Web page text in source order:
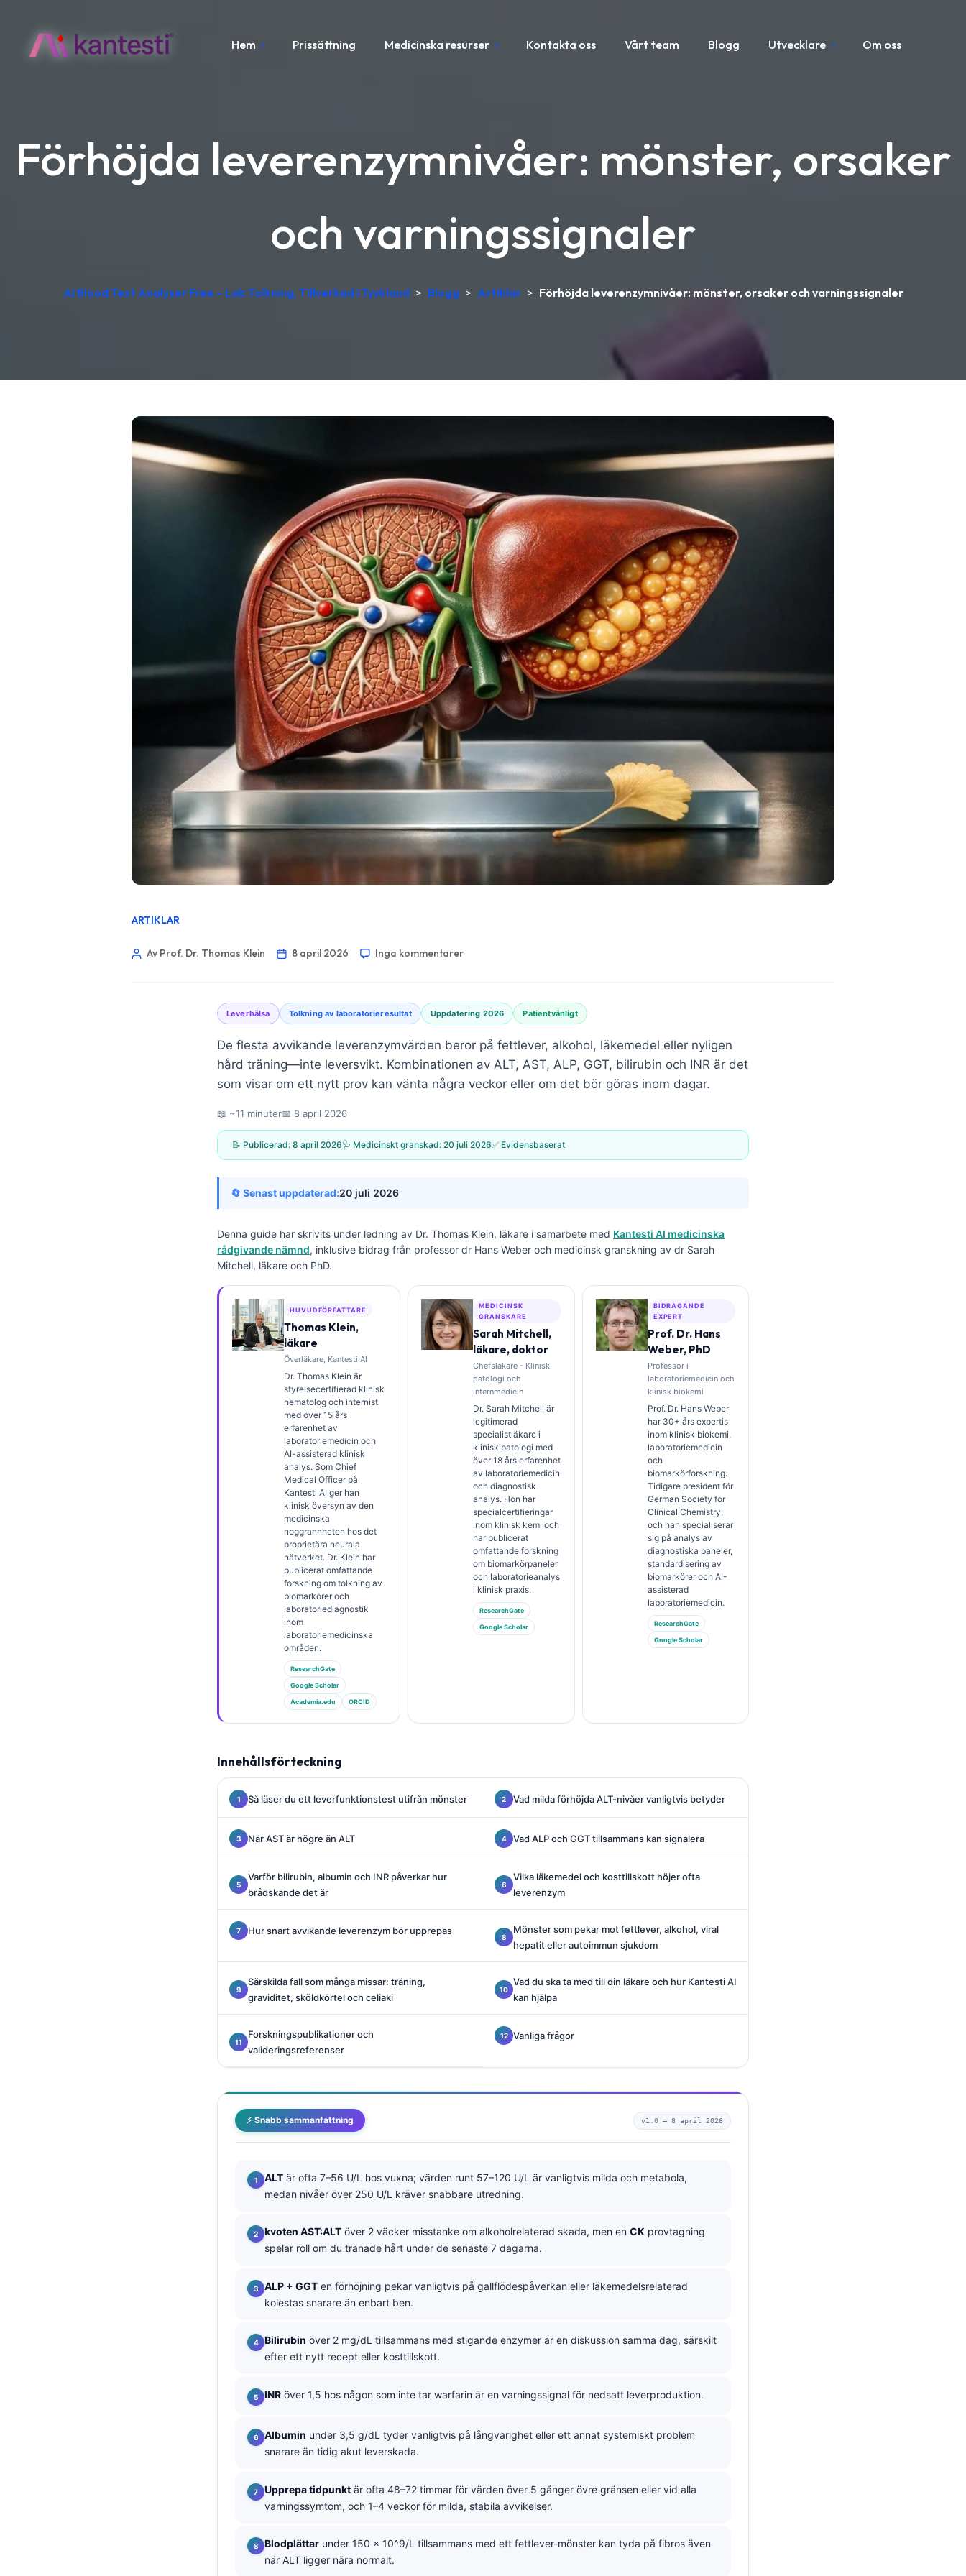
Hem Prissättning Medicinska resurser Kontakta oss Vårt team Blogg Utvecklare Om oss
Förhöjda leverenzymnivåer: mönster, orsaker
och varningssignaler
AI Blood Test Analyzer Free – Lab Tolkning, Tillverkad i Tyskland > Blogg > Artiklar > Förhöjda leverenzymnivåer: mönster, orsaker och varningssignaler
ARTIKLAR
Av Prof. Dr. Thomas Klein 8 april 2026 Inga kommentarer
Leverhälsa Tolkning av laboratorieresultat Uppdatering 2026 Patientvänligt
De flesta avvikande leverenzymvärden beror på fettlever, alkohol, läkemedel eller nyligen
hård träning—inte leversvikt. Kombinationen av ALT, AST, ALP, GGT, bilirubin och INR är det
som visar om ett nytt prov kan vänta några veckor eller om det bör göras inom dagar.
📖 ~11 minuter📅 8 april 2026
📝 Publicerad: 8 april 2026🩺 Medicinskt granskad: 20 juli 2026✅ Evidensbaserat
🔄 Senast uppdaterad:20 juli 2026
Denna guide har skrivits under ledning av Dr. Thomas Klein, läkare i samarbete med Kantesti AI medicinska
rådgivande nämnd, inklusive bidrag från professor dr Hans Weber och medicinsk granskning av dr Sarah
Mitchell, läkare och PhD.
HUVUDFÖRFATTARE
Thomas Klein,
läkare
Överläkare, Kantesti AI
Dr. Thomas Klein är
styrelsecertifierad klinisk
hematolog och internist
med över 15 års
erfarenhet av
laboratoriemedicin och
AI-assisterad klinisk
analys. Som Chief
Medical Officer på
Kantesti AI ger han
klinisk översyn av den
medicinska
noggrannheten hos det
proprietära neurala
nätverket. Dr. Klein har
publicerat omfattande
forskning om tolkning av
biomarkörer och
laboratoriediagnostik
inom
laboratoriemedicinska
områden.
ResearchGate
Google Scholar
Academia.edu ORCID
MEDICINSK
GRANSKARE
Sarah Mitchell,
läkare, doktor
Chefsläkare - Klinisk
patologi och
internmedicin
Dr. Sarah Mitchell är
legitimerad
specialistläkare i
klinisk patologi med
över 18 års erfarenhet
av laboratoriemedicin
och diagnostisk
analys. Hon har
specialcertifieringar
inom klinisk kemi och
har publicerat
omfattande forskning
om biomarkörpaneler
och laboratorieanalys
i klinisk praxis.
ResearchGate
Google Scholar
BIDRAGANDE
EXPERT
Prof. Dr. Hans
Weber, PhD
Professor i
laboratoriemedicin och
klinisk biokemi
Prof. Dr. Hans Weber
har 30+ års expertis
inom klinisk biokemi,
laboratoriemedicin
och
biomarkörforskning.
Tidigare president för
German Society for
Clinical Chemistry,
och han specialiserar
sig på analys av
diagnostiska paneler,
standardisering av
biomarkörer och AI-
assisterad
laboratoriemedicin.
ResearchGate
Google Scholar
Innehållsförteckning
Så läser du ett leverfunktionstest utifrån mönster Vad milda förhöjda ALT-nivåer vanligtvis betyder
När AST är högre än ALT Vad ALP och GGT tillsammans kan signalera
Varför bilirubin, albumin och INR påverkar hur
brådskande det är
Vilka läkemedel och kosttillskott höjer ofta
leverenzym
Hur snart avvikande leverenzym bör upprepas
Mönster som pekar mot fettlever, alkohol, viral
hepatit eller autoimmun sjukdom
Särskilda fall som många missar: träning,
graviditet, sköldkörtel och celiaki
Vad du ska ta med till din läkare och hur Kantesti AI
kan hjälpa
Forskningspublikationer och
valideringsreferenser
Vanliga frågor
⚡ Snabb sammanfattning v1.0 — 8 april 2026
ALT är ofta 7–56 U/L hos vuxna; värden runt 57–120 U/L är vanligtvis milda och metabola,
medan nivåer över 250 U/L kräver snabbare utredning.
kvoten AST:ALT över 2 väcker misstanke om alkoholrelaterad skada, men en CK provtagning
spelar roll om du tränade hårt under de senaste 7 dagarna.
ALP + GGT en förhöjning pekar vanligtvis på gallflödespåverkan eller läkemedelsrelaterad
kolestas snarare än enbart ben.
Bilirubin över 2 mg/dL tillsammans med stigande enzymer är en diskussion samma dag, särskilt
efter ett nytt recept eller kosttillskott.
INR över 1,5 hos någon som inte tar warfarin är en varningssignal för nedsatt leverproduktion.
Albumin under 3,5 g/dL tyder vanligtvis på långvarighet eller ett annat systemiskt problem
snarare än tidig akut leverskada.
Upprepa tidpunkt är ofta 48–72 timmar för värden över 5 gånger övre gränsen eller vid alla
varningssymtom, och 1–4 veckor för milda, stabila avvikelser.
Blodplättar under 150 × 10^9/L tillsammans med ett fettlever-mönster kan tyda på fibros även
när ALT ligger nära normalt.